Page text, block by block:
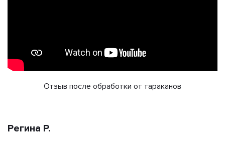
Отзыв после обработки от тараканов
Регина Р.